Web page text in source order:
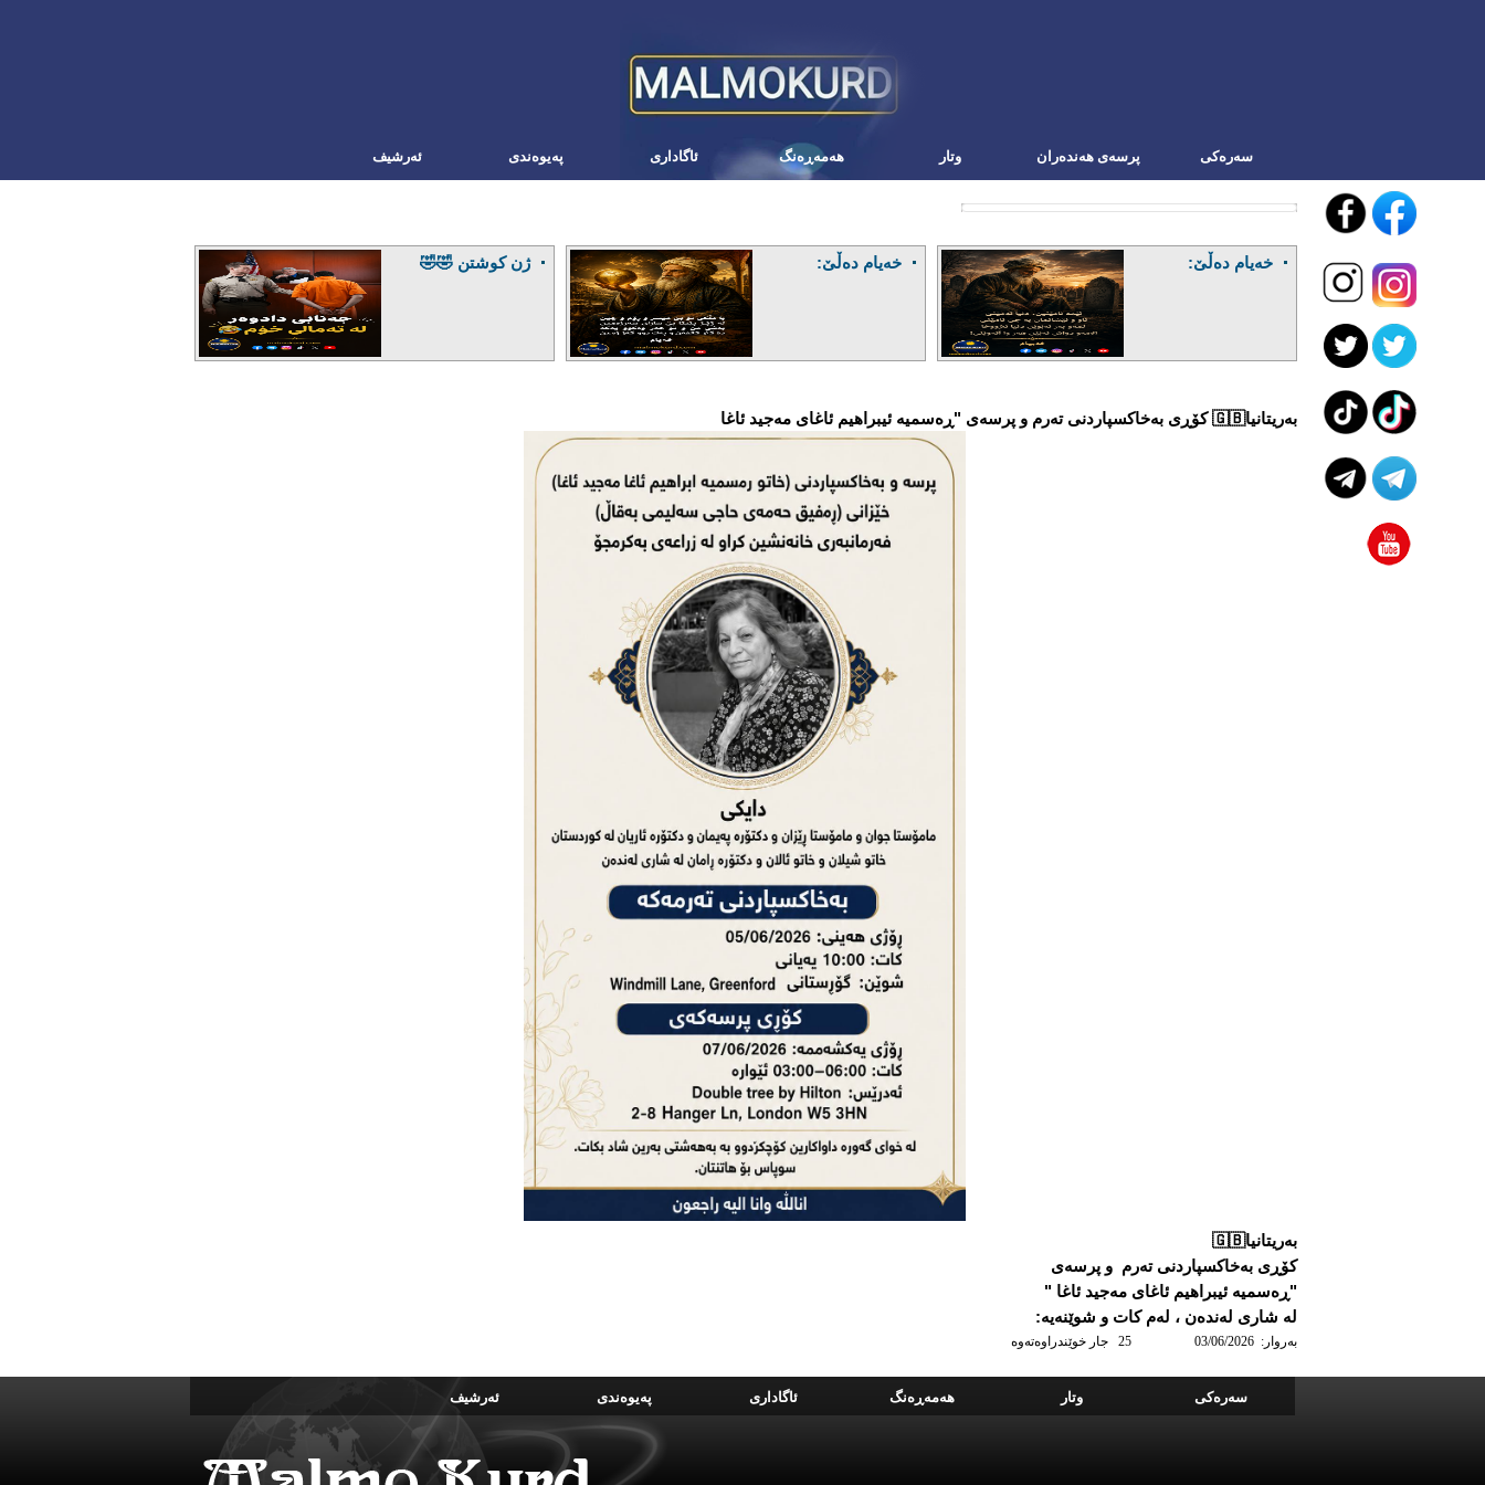
ئه‌رشیف په‌یوه‌ندی ئاگاداری هه‌مه‌ڕه‌نگ وتار پرسەی هەندەران سه‌ره‌کی
خەیام دەڵێ: خەیام دەڵێ: ژن کوشتن 🤣🤣
بەریتانیا🇬🇧 کۆڕی بەخاکسپاردنی تەرم و پرسەی "ڕەسمیە ئیبراهیم ئاغای مەجید ئاغا
بەریتانیا🇬🇧
کۆڕی بەخاکسپاردنی تەرم و پرسەی
"ڕەسمیە ئیبراهیم ئاغای مەجید ئاغا "
لە شاری‌ لەندەن ، لەم کات و شوێنەیە:
به‌روار: 03/06/2026 25 جار خوێندراوه‌ته‌وه
ئه‌رشیف په‌یوه‌ندی ئاگاداری هه‌مه‌ڕه‌نگ وتار سه‌ره‌کی